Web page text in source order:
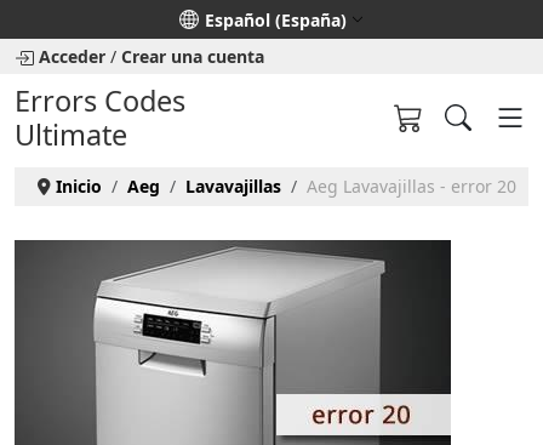
Seleccione su idioma
Español (España)
Acceder / Crear una cuenta
Errors Codes
Ultimate
Inicio Aeg Lavavajillas Aeg Lavavajillas - error 20